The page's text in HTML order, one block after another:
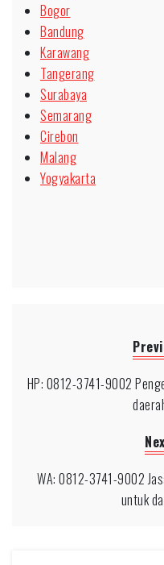
Bogor
Bandung
Karawang
Tangerang
Surabaya
Semarang
Cirebon
Malang
Yogyakarta
HP: 0812-3741-9002
WA: 0812-3741-9002
untuk